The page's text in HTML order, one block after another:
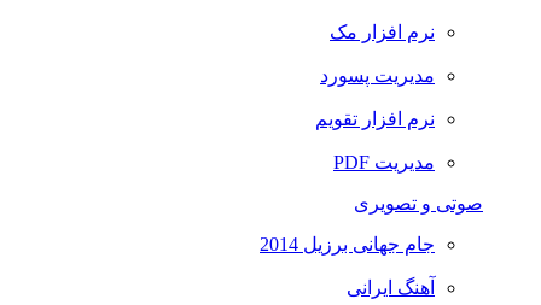
نرم افزار مک
مدیریت پسورد
نرم افزار تقویم
مدیریت PDF
صوتی و تصویری
جام جهانی برزیل 2014
آهنگ ایرانی